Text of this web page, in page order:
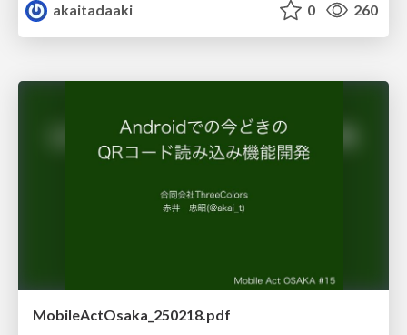
akaitadaaki
0 260
MobileActOsaka_250218.pdf